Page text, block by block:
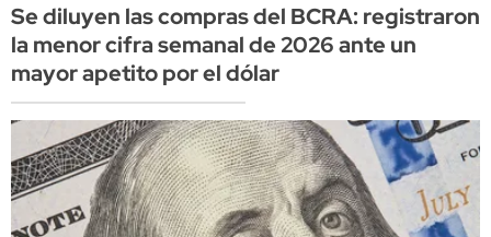
Se diluyen las compras del BCRA: registraron
la menor cifra semanal de 2026 ante un
mayor apetito por el dólar